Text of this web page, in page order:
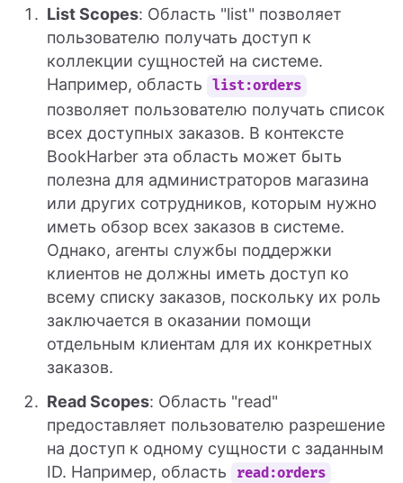
List Scopes: Область "list" позволяет
пользователю получать доступ к
коллекции сущностей на системе.
Например, область
list:orders
позволяет пользователю получать список
всех доступных заказов. В контексте
BookHarber эта область может быть
полезна для администраторов магазина
или других сотрудников, которым нужно
иметь обзор всех заказов в системе.
Однако, агенты службы поддержки
клиентов не должны иметь доступ ко
всему списку заказов, поскольку их роль
заключается в оказании помощи
отдельным клиентам для их конкретных
заказов.
Read Scopes: Область "read"
предоставляет пользователю разрешение
на доступ к одному сущности с заданным
ID. Например, область
read:orders